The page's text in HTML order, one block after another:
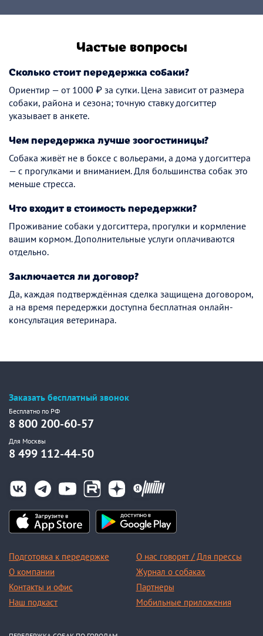
Частые вопросы
Сколько стоит передержка собаки?
Ориентир — от 1000 ₽ за сутки. Цена зависит от размера
собаки, района и сезона; точную ставку догситтер
указывает в анкете.
Чем передержка лучше зоогостиницы?
Собака живёт не в боксе с вольерами, а дома у догситтера
— с прогулками и вниманием. Для большинства собак это
меньше стресса.
Что входит в стоимость передержки?
Проживание собаки у догситтера, прогулки и кормление
вашим кормом. Дополнительные услуги оплачиваются
отдельно.
Заключается ли договор?
Да, каждая подтверждённая сделка защищена договором,
а на время передержки доступна бесплатная онлайн-
консультация ветеринара.
Заказать бесплатный звонок
Бесплатно по РФ
8 800 200-60-57
Для Москвы
8 499 112-44-50
Подготовка к передержке
О компании
Контакты и офис
Наш подкаст
О нас говорят / Для прессы
Журнал о собаках
Партнеры
Мобильные приложения